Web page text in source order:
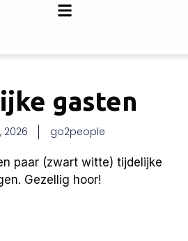
gasten
2026 go2people
paar (zwart witte) tijdelijke
Gezellig hoor!